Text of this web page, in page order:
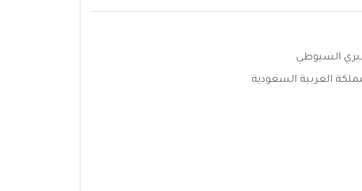
السيوطي
العربية السعودية